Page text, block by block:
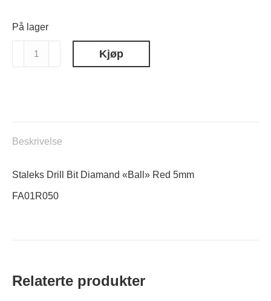
På lager
5mm
Kjøp
Beskrivelse
Staleks Drill Bit Diamand «Ball» Red 5mm
FA01R050
Relaterte produkter